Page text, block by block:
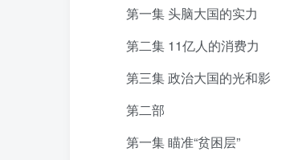
第一集 头脑大国的实力
第二集 11亿人的消费力
第三集 政治大国的光和影
第二部
第一集 瞄准“贫困层”